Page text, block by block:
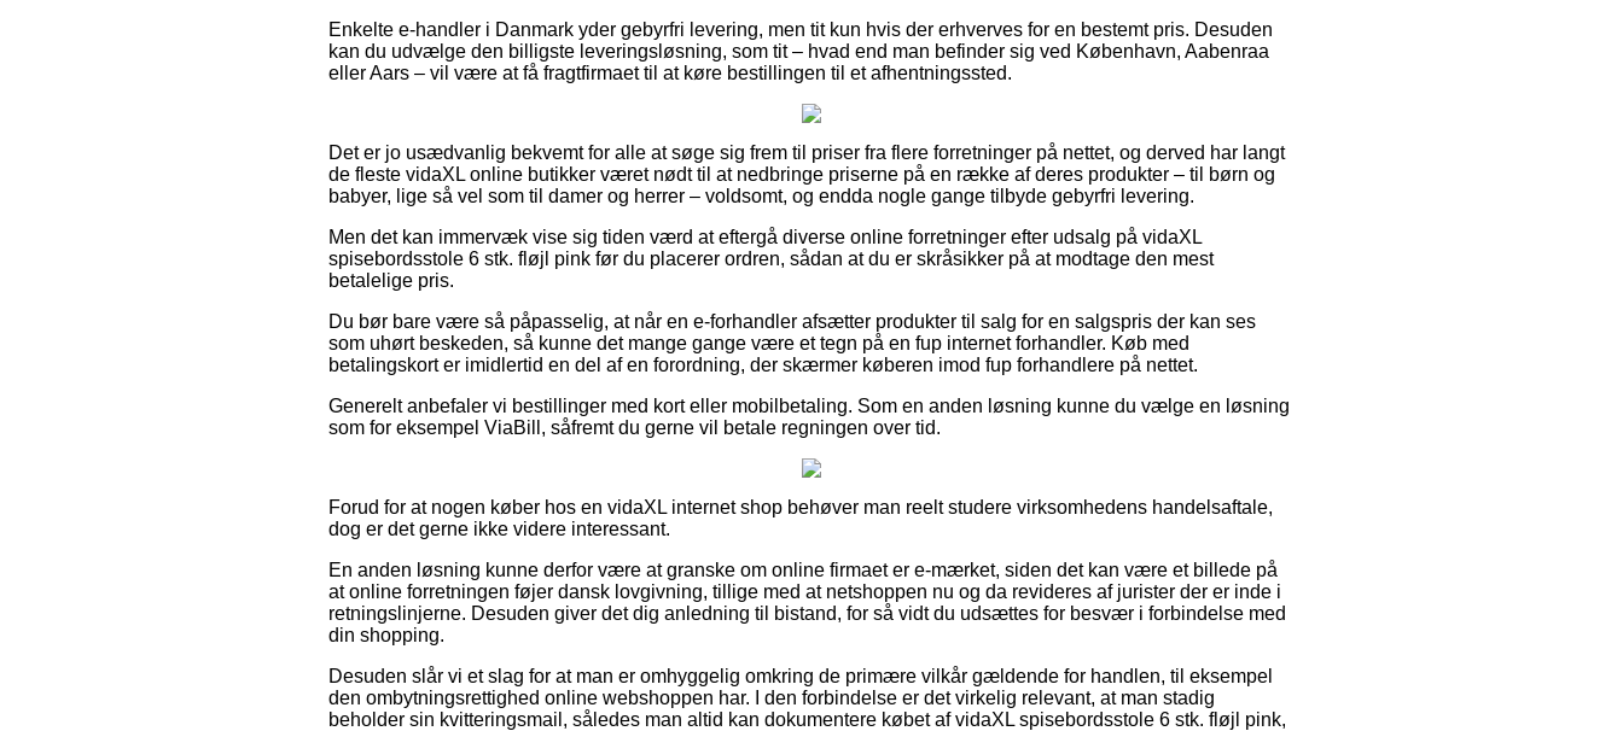
Enkelte e-handler i Danmark yder gebyrfri levering, men tit kun hvis der erhverves for en bestemt pris. Desuden
kan du udvælge den billigste leveringsløsning, som tit – hvad end man befinder sig ved København, Aabenraa
eller Aars – vil være at få fragtfirmaet til at køre bestillingen til et afhentningssted.
Det er jo usædvanlig bekvemt for alle at søge sig frem til priser fra flere forretninger på nettet, og derved har langt
de fleste vidaXL online butikker været nødt til at nedbringe priserne på en række af deres produkter – til børn og
babyer, lige så vel som til damer og herrer – voldsomt, og endda nogle gange tilbyde gebyrfri levering.
Men det kan immervæk vise sig tiden værd at eftergå diverse online forretninger efter udsalg på vidaXL
spisebordsstole 6 stk. fløjl pink før du placerer ordren, sådan at du er skråsikker på at modtage den mest
betalelige pris.
Du bør bare være så påpasselig, at når en e-forhandler afsætter produkter til salg for en salgspris der kan ses
som uhørt beskeden, så kunne det mange gange være et tegn på en fup internet forhandler. Køb med
betalingskort er imidlertid en del af en forordning, der skærmer køberen imod fup forhandlere på nettet.
Generelt anbefaler vi bestillinger med kort eller mobilbetaling. Som en anden løsning kunne du vælge en løsning
som for eksempel ViaBill, såfremt du gerne vil betale regningen over tid.
Forud for at nogen køber hos en vidaXL internet shop behøver man reelt studere virksomhedens handelsaftale,
dog er det gerne ikke videre interessant.
En anden løsning kunne derfor være at granske om online firmaet er e-mærket, siden det kan være et billede på
at online forretningen føjer dansk lovgivning, tillige med at netshoppen nu og da revideres af jurister der er inde i
retningslinjerne. Desuden giver det dig anledning til bistand, for så vidt du udsættes for besvær i forbindelse med
din shopping.
Desuden slår vi et slag for at man er omhyggelig omkring de primære vilkår gældende for handlen, til eksempel
den ombytningsrettighed online webshoppen har. I den forbindelse er det virkelig relevant, at man stadig
beholder sin kvitteringsmail, således man altid kan dokumentere købet af vidaXL spisebordsstole 6 stk. fløjl pink,